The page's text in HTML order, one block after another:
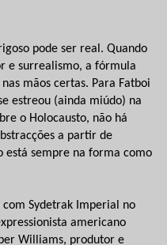
pode ser real. Quando
e surrealismo, a fórmula
mãos certas. Para Fatboi
estreou (ainda miúdo) na
o Holocausto, não há
a partir de
está sempre na forma como
Sydetrak Imperial no
americano
Williams, produtor e